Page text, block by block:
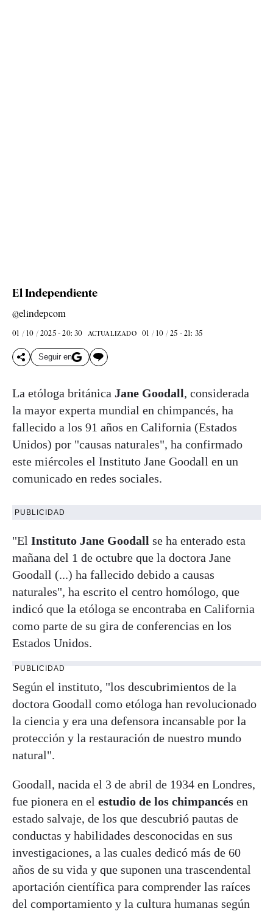
El Independiente
@elindepcom
01 / 10 / 2025 - 20: 30 ACTUALIZADO 01 / 10 / 25 - 21: 35
Seguir en
La etóloga británica Jane Goodall, considerada
la mayor experta mundial en chimpancés, ha
fallecido a los 91 años en California (Estados
Unidos) por "causas naturales", ha confirmado
este miércoles el Instituto Jane Goodall en un
comunicado en redes sociales.
PUBLICIDAD
"El Instituto Jane Goodall se ha enterado esta
mañana del 1 de octubre que la doctora Jane
Goodall (...) ha fallecido debido a causas
naturales", ha escrito el centro homólogo, que
indicó que la etóloga se encontraba en California
como parte de su gira de conferencias en los
Estados Unidos.
PUBLICIDAD
Según el instituto, "los descubrimientos de la
doctora Goodall como etóloga han revolucionado
la ciencia y era una defensora incansable por la
protección y la restauración de nuestro mundo
natural".
Goodall, nacida el 3 de abril de 1934 en Londres,
fue pionera en el estudio de los chimpancés en
estado salvaje, de los que descubrió pautas de
conductas y habilidades desconocidas en sus
investigaciones, a las cuales dedicó más de 60
años de su vida y que suponen una trascendental
aportación científica para comprender las raíces
del comportamiento y la cultura humanas según